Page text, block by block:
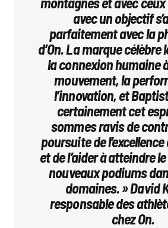
avec un objectif
parfaitement avec la
d’On. La marque célèbre
la connexion humaine
mouvement, la
l’innovation, et
certainement cet
sommes ravis de
poursuite de
et de l’aider à atteindre
nouveaux podiums
domaines. » David
responsable des
chez On.